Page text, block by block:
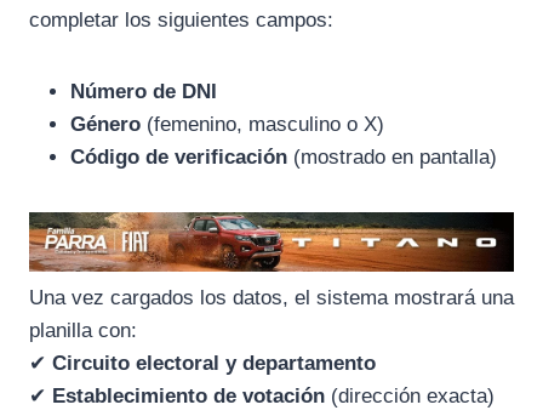
completar los siguientes campos:
Número de DNI
Género (femenino, masculino o X)
Código de verificación (mostrado en pantalla)
Una vez cargados los datos, el sistema mostrará una
planilla con:
✔ Circuito electoral y departamento
✔ Establecimiento de votación (dirección exacta)